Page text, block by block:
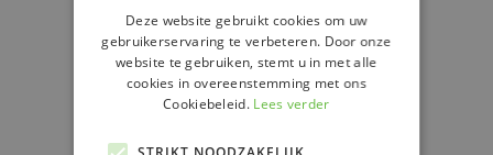
Deze website gebruikt cookies om uw
gebruikerservaring te verbeteren. Door onze
website te gebruiken, stemt u in met alle
cookies in overeenstemming met ons
Cookiebeleid. Lees verder